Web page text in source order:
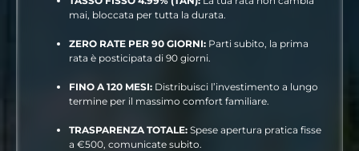
mai, bloccata per tutta la durata.
ZERO RATE PER 90 GIORNI: Parti subito, la prima
rata è posticipata di 90 giorni.
FINO A 120 MESI: Distribuisci l’investimento a lungo
termine per il massimo comfort familiare.
TRASPARENZA TOTALE: Spese apertura pratica fisse
a €500, comunicate subito.